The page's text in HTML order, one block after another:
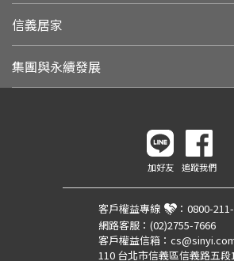
信義居家
集團與永續發展
加好友 追蹤我們
客戶權益專線 ： 0800-
網路客服： (02)2755-7666
客戶權益信箱：
110 台北市信義區信義路五段